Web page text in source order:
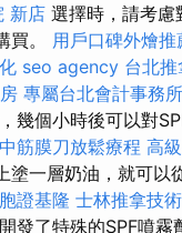
新店 選擇時，請考慮
買。 用戶口碑外燴推
seo agency 台北
專屬台北會計事務
幾個小時後可以對
筋膜刀放鬆療程 高
塗一層奶油，就可以
證基隆 士林推拿技術
發了特殊的SPF噴霧